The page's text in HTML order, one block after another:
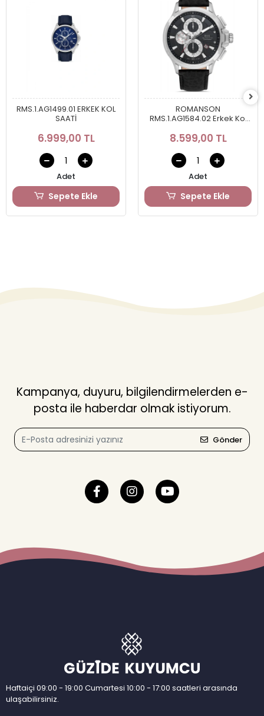
RMS.1.AG1499.01 ERKEK KOL
SAATİ
6.999,00 TL
Adet
Sepete Ekle
ROMANSON
RMS.1.AG1584.02 Erkek Kol
8.599,00 TL
Adet
Sepete Ekle
Kampanya, duyuru, bilgilendirmelerden e-
posta ile haberdar olmak istiyorum.
Gönder
Haftaiçi 09:00 - 19:00 Cumartesi 10:00 - 17:00 saatleri arasında
ulaşabilirsiniz.